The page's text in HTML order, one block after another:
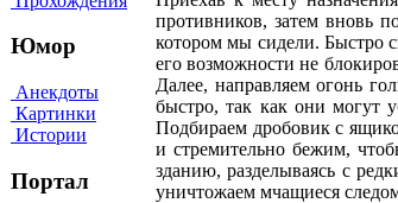
Юмор
Анекдоты
Картинки
Истории
Портал
противников, затем вновь
котором мы сидели. Быстро
его возможности не
Далее, направляем огонь
быстро, так как они могут
Подбираем дробовик с
и стремительно бежим,
зданию, разделываясь с
уничтожаем мчащиеся